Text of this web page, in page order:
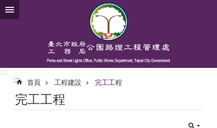
跳到主要內容區塊
:::
:::
首頁 工程建設 完工工程
完工工程